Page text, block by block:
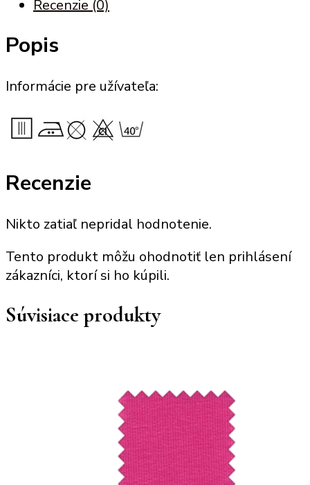
Recenzie (0)
Popis
Informácie pre užívateľa:
Recenzie
Nikto zatiaľ nepridal hodnotenie.
Tento produkt môžu ohodnotiť len prihlásení
zákazníci, ktorí si ho kúpili.
Súvisiace produkty